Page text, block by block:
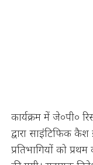
कार्यक्रम में जे०पी०
द्वारा साइंटिफिक
प्रतिभागियों को